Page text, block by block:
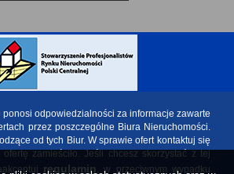
odpowiedzialności za informacje zawarte
przez poszczególne Biura Nieruchomości.
od tych Biur. W sprawie ofert kontaktuj się
zamieściło. Jeśli chcesz skorzystać z tej
regulamin, w przeciwnym wypadku